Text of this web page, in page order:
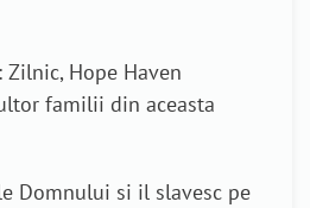
Zilnic, Hope Haven
familii din aceasta
Domnului si il slavesc pe